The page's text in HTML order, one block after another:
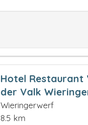
Hotel Restaurant
der Valk
Wieringerwerf
8.5 km